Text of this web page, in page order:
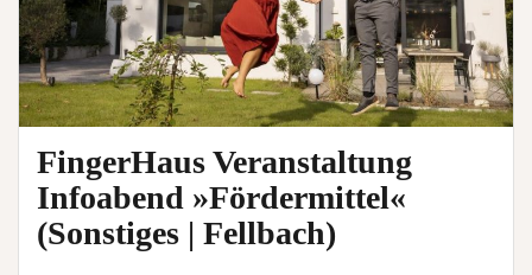
FingerHaus Veranstaltung
Infoabend »Fördermittel«
(Sonstiges | Fellbach)